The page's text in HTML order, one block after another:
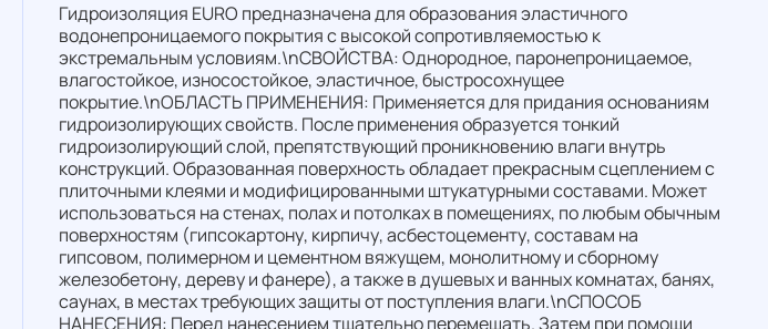
Гидроизоляция EURO предназначена для образования эластичного
водонепроницаемого покрытия с высокой сопротивляемостью к
экстремальным условиям.\nСВОЙСТВА: Однородное, паронепроницаемое,
влагостойкое, износостойкое, эластичное, быстросохнущее
покрытие.\nОБЛАСТЬ ПРИМЕНЕНИЯ: Применяется для придания основаниям
гидроизолирующих свойств. После применения образуется тонкий
гидроизолирующий слой, препятствующий проникновению влаги внутрь
конструкций. Образованная поверхность обладает прекрасным сцеплением с
плиточными клеями и модифицированными штукатурными составами. Может
использоваться на стенах, полах и потолках в помещениях, по любым обычным
поверхностям (гипсокартону, кирпичу, асбестоцементу, составам на
гипсовом, полимерном и цементном вяжущем, монолитному и сборному
железобетону, дереву и фанере), а также в душевых и ванных комнатах, банях,
саунах, в местах требующих защиты от поступления влаги.\nСПОСОБ
НАНЕСЕНИЯ: Перед нанесением тщательно перемешать. Затем при помощи